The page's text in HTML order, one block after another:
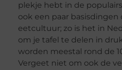
plekje hebt in de
ook een paar basisdingen
eetcultuur; zo is het in
om je tafel te delen in
worden meestal rond de
Vergeet niet om ook de